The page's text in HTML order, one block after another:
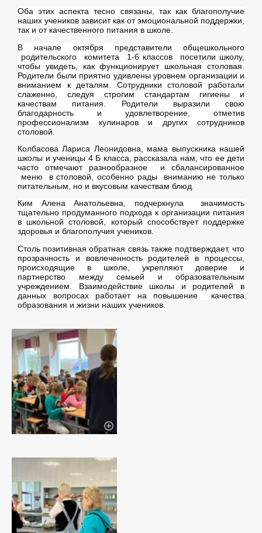
Оба этих аспекта тесно связаны, так как благополучие
наших учеников зависит как от эмоциональной поддержки,
так и от качественного питания в школе.
В начале октября представители общешкольного
родительского комитета 1-6 классов посетили школу,
чтобы увидеть, как функционирует школьная столовая.
Родители были приятно удивлены уровнем организации и
вниманием к деталям. Сотрудники столовой работали
слаженно, следуя строгим стандартам гигиены и
качествам питания. Родители выразили свою
благодарность и удовлетворение, отметив
профессионализм кулинаров и других сотрудников
столовой.
Колбасова Лариса Леонидовна, мама выпускника нашей
школы и ученицы 4 Б класса, рассказала нам, что ее дети
часто отмечают разнообразное и сбалансированное
меню в столовой, особенно рады вниманию не только
питательным, но и вкусовым качествам блюд.
Ким Алена Анатольевна, подчеркнула значимость
тщательно продуманного подхода к организации питания
в школьной столовой, который способствует поддержке
здоровья и благополучия учеников.
Столь позитивная обратная связь также подтверждает, что
прозрачность и вовлеченность родителей в процессы,
происходящие в школе, укрепляют доверие и
партнерство между семьей и образовательным
учреждением. Взаимодействие школы и родителей в
данных вопросах работает на повышение качества
образования и жизни наших учеников.